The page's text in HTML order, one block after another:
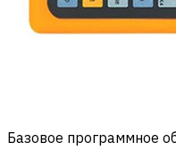
Базовое программное